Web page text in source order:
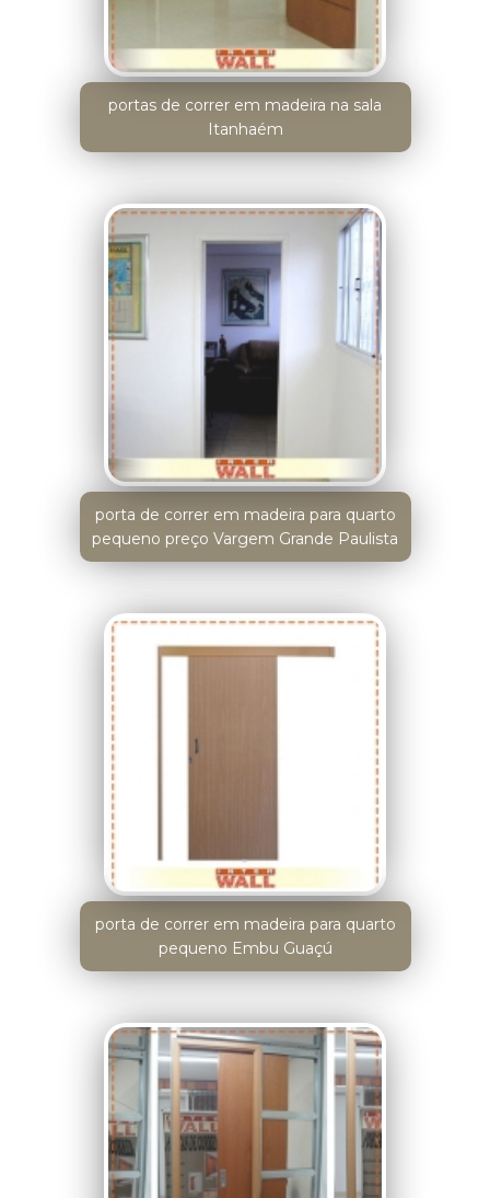
portas de correr em madeira na sala
Itanhaém
porta de correr em madeira para quarto
pequeno preço Vargem Grande Paulista
porta de correr em madeira para quarto
pequeno Embu Guaçú